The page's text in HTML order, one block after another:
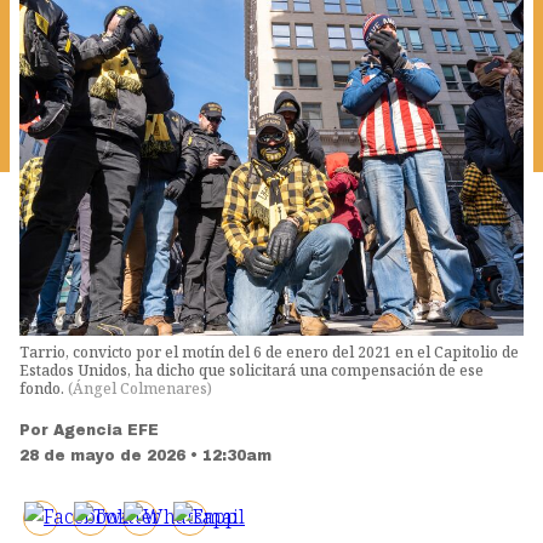
Tarrio, convicto por el motín del 6 de enero del 2021 en el Capitolio de
Estados Unidos, ha dicho que solicitará una compensación de ese
fondo. (Ángel Colmenares)
Por Agencia EFE
28 de mayo de 2026 • 12:30am